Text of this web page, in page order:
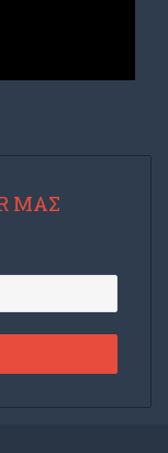
ΜΑΣ